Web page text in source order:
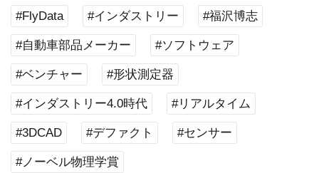
#FlyData #インダストリー #福沢博志
#自動車部品メーカー #ソフトウェア
#ベンチャー #形状測定器
#インダストリー4.0時代 #リアルタイム
#3DCAD #デファクト #センサー
#ノーベル物理学賞